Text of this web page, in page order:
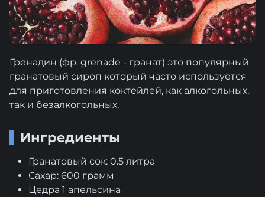
Гренадин (фр. grenade - гранат) это популярный
гранатовый сироп который часто используется
для приготовления коктейлей, как алкогольных,
так и безалкогольных.
Ингредиенты
Гранатовый сок: 0.5 литра
Сахар: 600 грамм
Цедра 1 апельсина